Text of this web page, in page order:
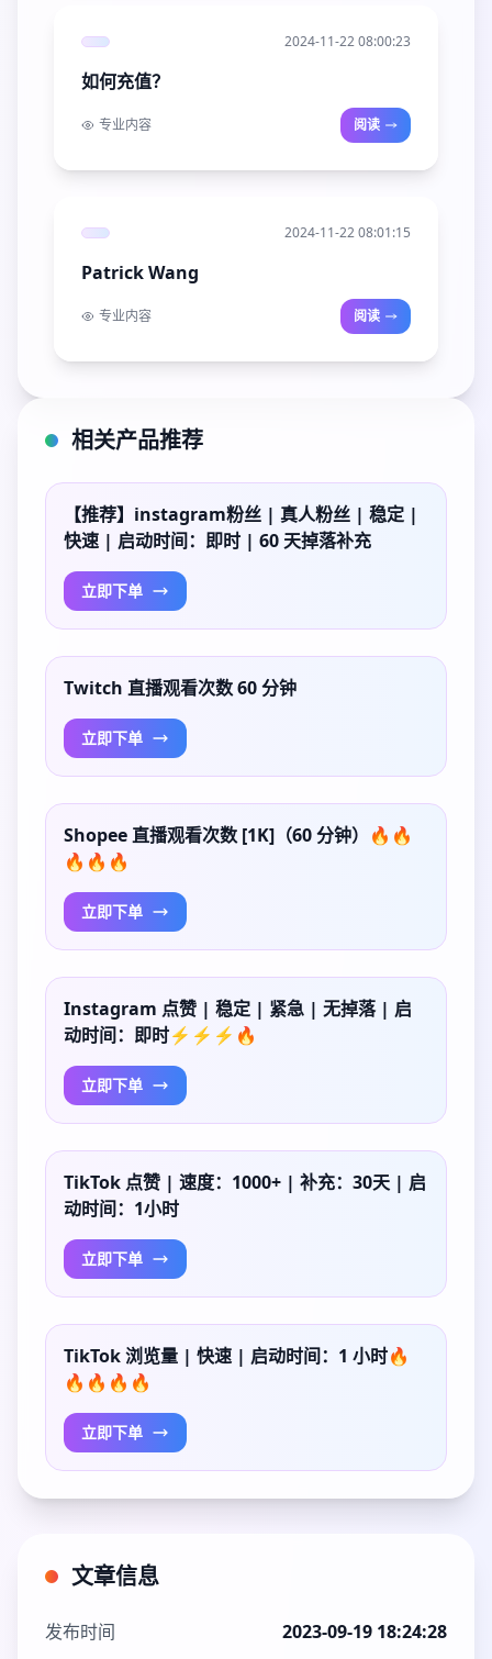
2024-11-22 08:00:23
如何充值？
专业内容 阅读
2024-11-22 08:01:15
Patrick Wang
专业内容 阅读
相关产品推荐
【推荐】instagram粉丝 | 真人粉丝 | 稳定 |
快速 | 启动时间：即时 | 60 天掉落补充
立即下单
Twitch 直播观看次数 60 分钟
立即下单
Shopee 直播观看次数 [1K]（60 分钟）🔥🔥
🔥🔥🔥
立即下单
Instagram 点赞 | 稳定 | 紧急 | 无掉落 | 启
动时间：即时⚡⚡⚡🔥
立即下单
TikTok 点赞 | 速度：1000+ | 补充：30天 | 启
动时间：1小时
立即下单
TikTok 浏览量 | 快速 | 启动时间：1 小时🔥
🔥🔥🔥🔥
立即下单
文章信息
发布时间
2023-09-19 18:24:28